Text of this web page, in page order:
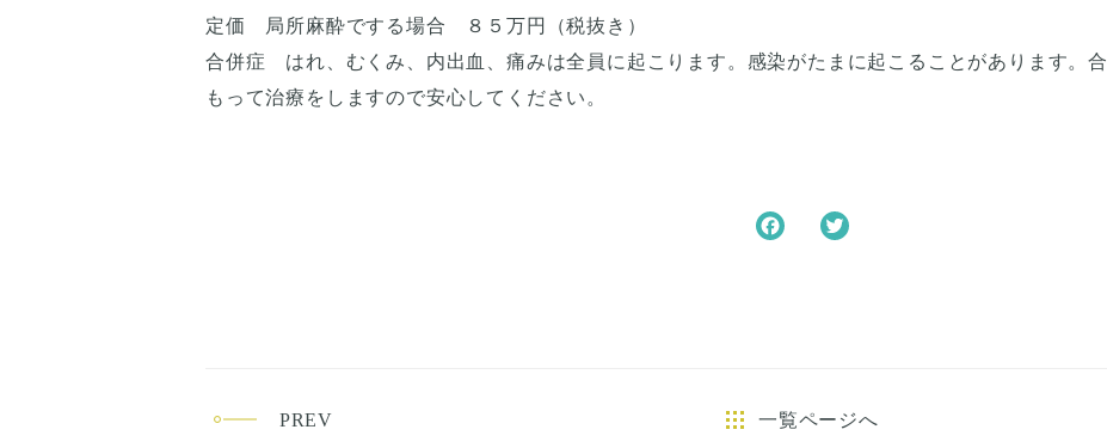
定価 局所麻酔でする場合 ８５万円（税抜き）
合併症 はれ、むくみ、内出血、痛みは全員に起こります。感染がたまに起こることがあります。
もって治療をしますので安心してください。
k
PREV
一覧ページへ